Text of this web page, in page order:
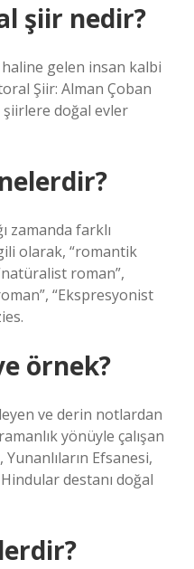
şiir nedir?
gelen insan kalbi
Şiir: Alman Çoban
şiirlere doğal evler
zamanda farklı
olarak, “romantik
roman”,
“Ekspresyonist
örnek?
ve derin notlardan
yönüyle çalışan
Efsanesi,
destanı doğal